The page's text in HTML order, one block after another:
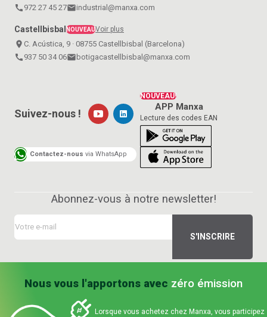
call 972 27 45 27emailindustrial@manxa.com
Castellbisbal NOUVEAUVoir plus
place C. Acústica, 9 · 08755 Castellbisbal (Barcelona)
call 937 50 34 06email botigacastellbisbal@manxa.com
NOUVEAU!
APP Manxa
Lecture des codes EAN
Suivez-nous !
Contactez-nous via WhatsApp
Abonnez-vous à notre newsletter!
Nous vous l'apportons avec zéro émission
Lorsque vous achetez chez Manxa, vous participez